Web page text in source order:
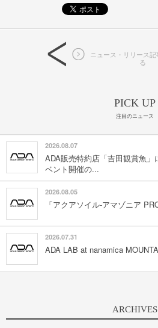
ニュース・リリース
る
PICK UP
注目のニュース
2026.08.07
ADA販売特約店「吉田観賞魚」
ベント開催の...
2026.08.05
「アクアソイル-アマゾニア
2026.07.31
ADA LAB at nanamica
ARCHIVES